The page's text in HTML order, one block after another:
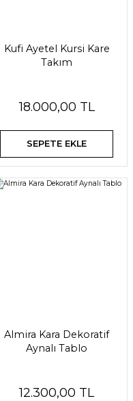
Kufi Ayetel Kursi Kare
Takım
18.000,00 TL
SEPETE EKLE
Almira Kara Dekoratif
Aynalı Tablo
12.300,00 TL